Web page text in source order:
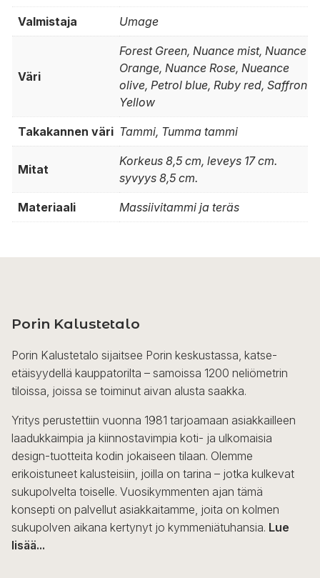
Valmistaja Umage
Väri
Forest Green, Nuance mist, Nuance
Orange, Nuance Rose, Nueance
olive, Petrol blue, Ruby red, Saffron
Yellow
Takakannen väri Tammi, Tumma tammi
Mitat
Korkeus 8,5 cm, leveys 17 cm.
syvyys 8,5 cm.
Materiaali Massiivitammi ja teräs
Porin Kalustetalo
Porin Kalustetalo sijaitsee Porin keskustassa, katse-
etäisyydellä kauppatorilta – samoissa 1200 neliömetrin
tiloissa, joissa se toiminut aivan alusta saakka.
Yritys perustettiin vuonna 1981 tarjoamaan asiakkailleen
laadukkaimpia ja kiinnostavimpia koti- ja ulkomaisia
design-tuotteita kodin jokaiseen tilaan. Olemme
erikoistuneet kalusteisiin, joilla on tarina – jotka kulkevat
sukupolvelta toiselle. Vuosikymmenten ajan tämä
konsepti on palvellut asiakkaitamme, joita on kolmen
sukupolven aikana kertynyt jo kymmeniätuhansia. Lue
lisää...